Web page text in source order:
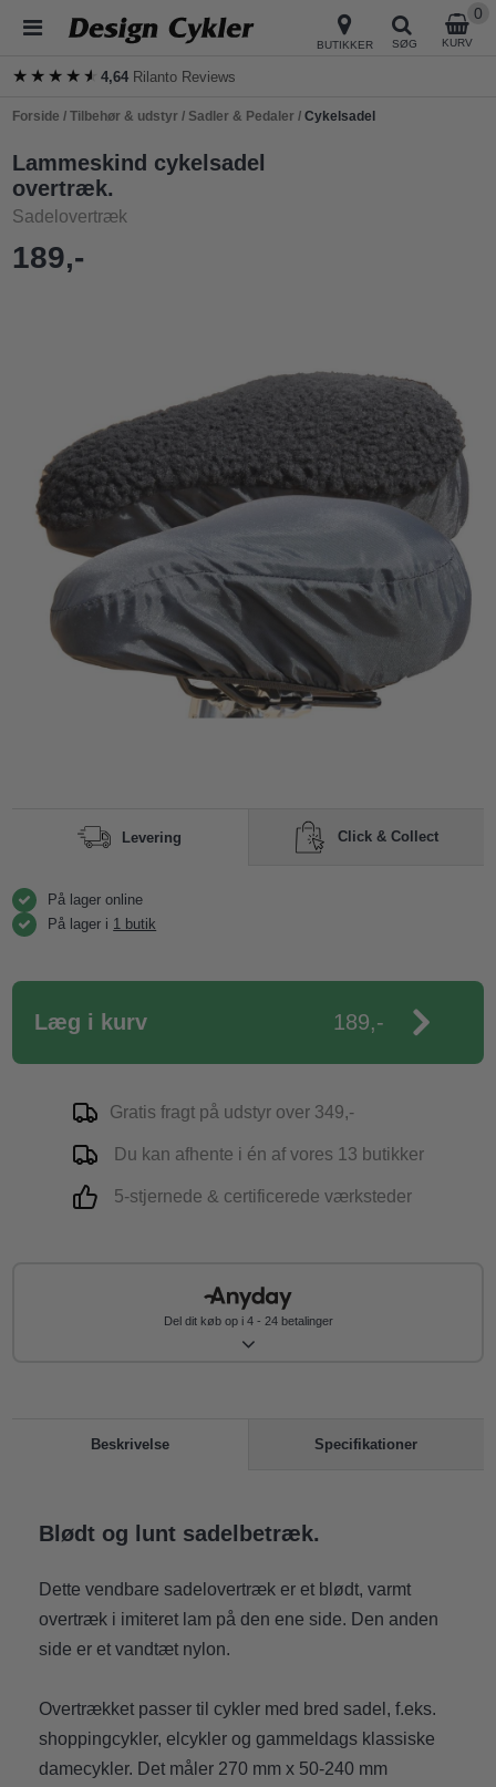
BUTIKKER SØG KURV
0
★★★★★
★★★★★4,64 Rilanto Reviews
Forside /Tilbehør & udstyr / Sadler & Pedaler /Cykelsadel
Lammeskind cykelsadel
overtræk.
Sadelovertræk
189,-
Levering Click & Collect
På lager online
På lager i 1 butik
Læg i kurv 189,-
Gratis fragt på udstyr over 349,-
Du kan afhente i én af vores 13 butikker
5-stjernede & certificerede værksteder
Del dit køb op i 4 - 24 betalinger
Beskrivelse Specifikationer
Blødt og lunt sadelbetræk.
Dette vendbare sadelovertræk er et blødt, varmt
overtræk i imiteret lam på den ene side. Den anden
side er et vandtæt nylon.
Overtrækket passer til cykler med bred sadel, f.eks.
shoppingcykler, elcykler og gammeldags klassiske
damecykler. Det måler 270 mm x 50-240 mm